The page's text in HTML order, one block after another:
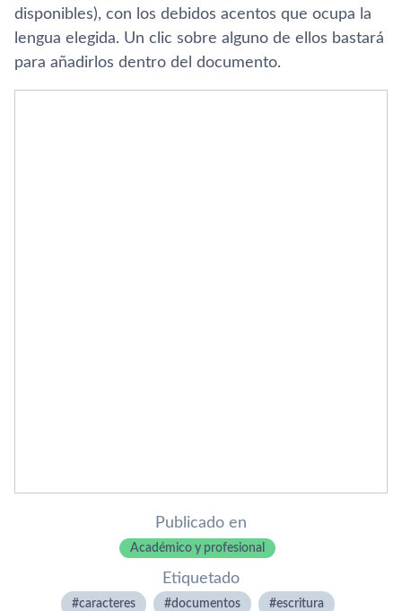
disponibles), con los debidos acentos que ocupa la
lengua elegida. Un clic sobre alguno de ellos bastará
para añadirlos dentro del documento.
Publicado en
Académico y profesional
Etiquetado
caracteres documentos escritura